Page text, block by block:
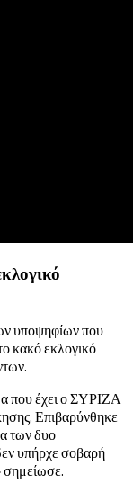
υποψηφίων που
κακό εκλογικό
που έχει ο ΣΥΡΙΖΑ
Επιβαρύνθηκε
των δυο
υπήρχε σοβαρή
σημείωσε.